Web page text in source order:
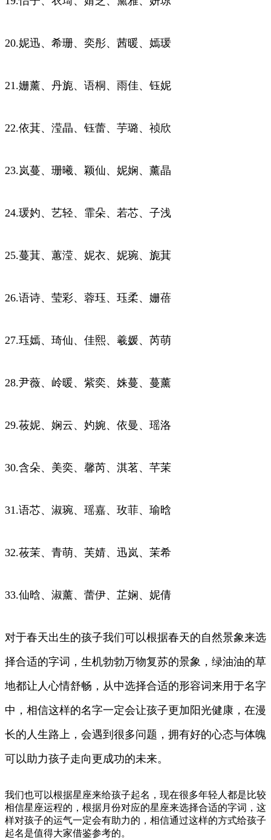
20.妮迅、希珊、奕彤、茜暖、嫣瑗
21.姗薰、丹旎、语桐、雨佳、钰妮
22.依萁、滢晶、钰蕾、芋璐、祯欣
23.岚蔓、珊曦、颖仙、妮娴、薰晶
24.瑗妁、艺轻、霏朵、若芯、子浅
25.蔓萁、蕙滢、妮衣、妮琬、旎萁
26.语诗、莹彩、蓉珏、珏柔、姗蓓
27.珏嫣、琦仙、佳熙、羲媛、芮萌
28.尹薇、岭暖、紫奕、姝蔓、蔓薰
29.莜妮、娴云、妁婉、依曼、瑶洛
30.含朵、美奕、馨芮、淇茗、芊茉
31.语芯、淑琬、瑶嘉、玫菲、瑜晗
32.莜茉、青萌、芙婧、迅岚、茉希
33.仙晗、淑薰、蕾伊、芷娴、妮倩
对于春天出生的孩子我们可以根据春天的自然景象来选
择合适的字词，生机勃勃万物复苏的景象，绿油油的草
地都让人心情舒畅，从中选择合适的形容词来用于名字
中，相信这样的名字一定会让孩子更加阳光健康，在漫
长的人生路上，会遇到很多问题，拥有好的心态与体魄
可以助力孩子走向更成功的未来。
我们也可以根据星座来给孩子起名，现在很多年轻人都是比较
相信星座运程的，根据月份对应的星座来选择合适的字词，这
样对孩子的运气一定会有助力的，相信通过这样的方式给孩子
起名是值得大家借鉴参考的。